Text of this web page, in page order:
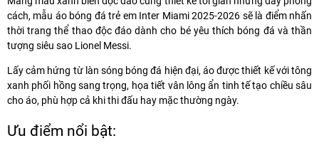
cách, mẫu áo bóng đá trẻ em Inter Miami 2025-2026 sẽ là điểm nhấn
thời trang thể thao độc đáo dành cho bé yêu thích bóng đá và thần
tượng siêu sao Lionel Messi.
Lấy cảm hứng từ làn sóng bóng đá hiện đại, áo được thiết kế với tông
xanh phối hồng sang trọng, họa tiết vân lông ẩn tinh tế tạo chiều sâu
cho áo, phù hợp cả khi thi đấu hay mặc thường ngày.
Ưu điểm nổi bật: